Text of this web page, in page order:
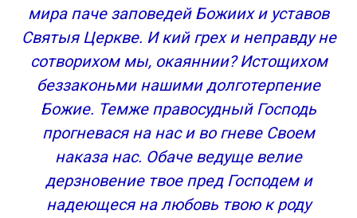
мира паче заповедей Божиих и уставов
Святыя Церкве. И кий грех и неправду не
сотворихом мы, окаяннии? Истощихом
беззаконьми нашими долготерпение
Божие. Темже правосудный Господь
прогневася на нас и во гневе Своем
наказа нас. Обаче ведуще велие
дерзновение твое пред Господем и
надеющеся на любовь твою к роду